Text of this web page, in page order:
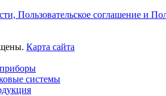
Пользовательское соглашение и
Карта сайта
системы